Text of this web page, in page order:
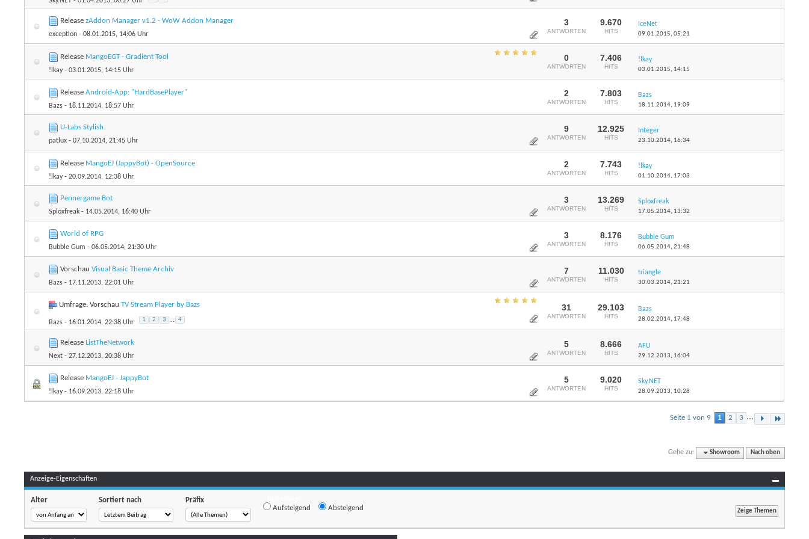
ReleasezAddon Manager v1.2 - WoW Addon Manager
exception - 08.01.2015, 14:06 Uhr
3
ANTWORTEN
9.670
HITS
IceNet
09.01.2015,05:21
Release MangoEGT - Gradient Tool
!lkay- 03.01.2015, 14:15 Uhr
0
ANTWORTEN
7.406
HITS
!lkay
03.01.2015, 14:15
ReleaseAndroid-App: "HardBasePlayer"
Bazs - 18.11.2014, 18:57 Uhr
2
ANTWORTEN
7.803
HITS
Bazs
18.11.2014, 19:09
U-Labs Stylish
patlux - 07.10.2014, 21:45 Uhr
9
ANTWORTEN
12.925
HITS
Integer
23.10.2014, 16:34
Release MangoEJ (JappyBot) - OpenSource
!lkay- 20.09.2014, 12:38 Uhr
2
ANTWORTEN
7.743
HITS
!lkay
01.10.2014, 17:03
Pennergame Bot
Sploxfreak - 14.05.2014, 16:40 Uhr
3
ANTWORTEN
13.269
HITS
Sploxfreak
17.05.2014, 13:32
World of RPG
Bubble Gum - 06.05.2014, 21:30 Uhr
3
ANTWORTEN
8.176
HITS
Bubble Gum
06.05.2014,21:48
VorschauVisual Basic Theme Archiv
Bazs - 17.11.2013, 22:01 Uhr
7
ANTWORTEN
11.030
HITS
triangle
30.03.2014,21:21
Umfrage: VorschauTV Stream Player by Bazs
Bazs - 16.01.2014, 22:38 Uhr 1 2 3 ... 4
31
ANTWORTEN
29.103
HITS
Bazs
28.02.2014, 17:48
Release ListTheNetwork
Next - 27.12.2013, 20:38 Uhr
5
ANTWORTEN
8.666
HITS
AFU
29.12.2013, 16:04
Release MangoEJ - JappyBot
!lkay- 16.09.2013, 22:18 Uhr
5
ANTWORTEN
9.020
HITS
Sky.NET
28.09.2013, 10:28
Seite 1 von 9 1 2 3 ...
Gehe zu: Showroom Nach oben
Anzeige-Eigenschaften
Alter Sortiert nach Präfix
Aufsteigend Absteigend